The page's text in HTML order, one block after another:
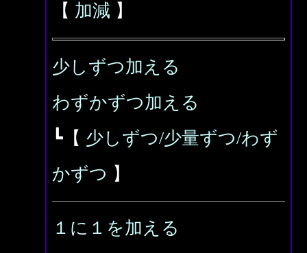
【 加減 】
少しずつ加える
わずかずつ加える
┗【 少しずつ/少量ずつ/わず
かずつ 】
１に１を加える